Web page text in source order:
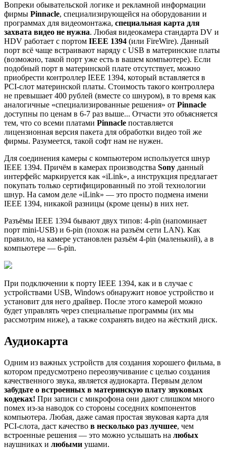
Вопреки обывательской логике и рекламной информации
фирмы Pinnacle, специализирующейся на оборудовании и
программах для видеомонтажа, специальная карта для
захвата видео не нужна. Любая видеокамера стандарта DV и
HDV работает с портом IEEE 1394 (или FireWire). Данный
порт всё чаще встраивают наряду с USB в материнские платы
(возможно, такой порт уже есть в вашем компьютере). Если
подобный порт в материнской плате отсутствует, можно
приобрести контроллер IEEE 1394, который вставляется в
PCI-слот материнской платы. Стоимость такого контроллера
не превышает 400 рублей (вместе со шнуром), в то время как
аналогичные «специализированные решения» от Pinnacle
доступны по ценам в 6-7 раз выше... Отчасти это объясняется
тем, что со всеми платами Pinnacle поставляется
лицензионная версия пакета для обработки видео той же
фирмы. Разумеется, такой софт нам не нужен.
Для соединения камеры с компьютером используется шнур
IEEE 1394. Причём в камерах производства Sony данный
интерфейс маркируется как «iLink», а инструкция предлагает
покупать только сертифицированный по этой технологии
шнур. На самом деле «iLink» — это просто подмена имени
IEEE 1394, никакой разницы (кроме цены) в них нет.
Разъёмы IEEE 1394 бывают двух типов: 4-pin (напоминает
порт mini-USB) и 6-pin (похож на разъём сети LAN). Как
правило, на камере установлен разъём 4-pin (маленький), а в
компьютере — 6-pin.
При подключении к порту IEEE 1394, как и в случае с
устройствами USB, Windows обнаружит новое устройство и
установит для него драйвер. После этого камерой можно
будет управлять через специальные программы (их мы
рассмотрим ниже), а также сохранять видео на жёсткий диск.
Аудиокарта
Одним из важных устройств для создания хорошего фильма, в
котором предусмотрено переозвучивание с целью создания
качественного звука, является аудиокарта. Первым делом
забудьте о встроенных в материнскую плату звуковых
кодеках! При записи с микрофона они дают слишком много
помех из-за наводок со стороны соседних компонентов
компьютера. Любая, даже самая простая звуковая карта для
PCI-слота, даст качество в несколько раз лучшее, чем
встроенные решения — это можно услышать на любых
наушниках и любыми ушами.